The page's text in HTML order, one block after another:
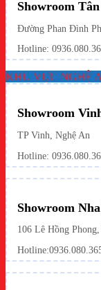
Showroom
Đường Phan Đình
Hotline:
KHU VỰC NGHỆ
Showroom
TP Vinh, Nghệ An
Hotline:
Showroom
106 Lê Hồng
Hotline: